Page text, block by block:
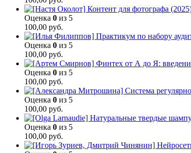
Оценка 0 из 5
100,00 руб.
Оценка 0 из 5
100,00 руб.
Оценка 0 из 5
100,00 руб.
Оценка 0 из 5
100,00 руб.
Оценка 0 из 5
100,00 руб.